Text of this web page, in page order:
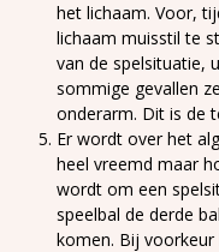
het lichaam. Voor,
lichaam muisstil te
van de spelsituatie,
sommige gevallen
onderarm. Dit is de
Er wordt over het
heel vreemd maar
wordt om een
speelbal de derde
komen. Bij